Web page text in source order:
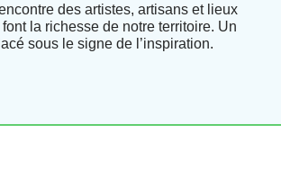
des artistes, artisans et lieux
la richesse de notre territoire. Un
sous le signe de l’inspiration.